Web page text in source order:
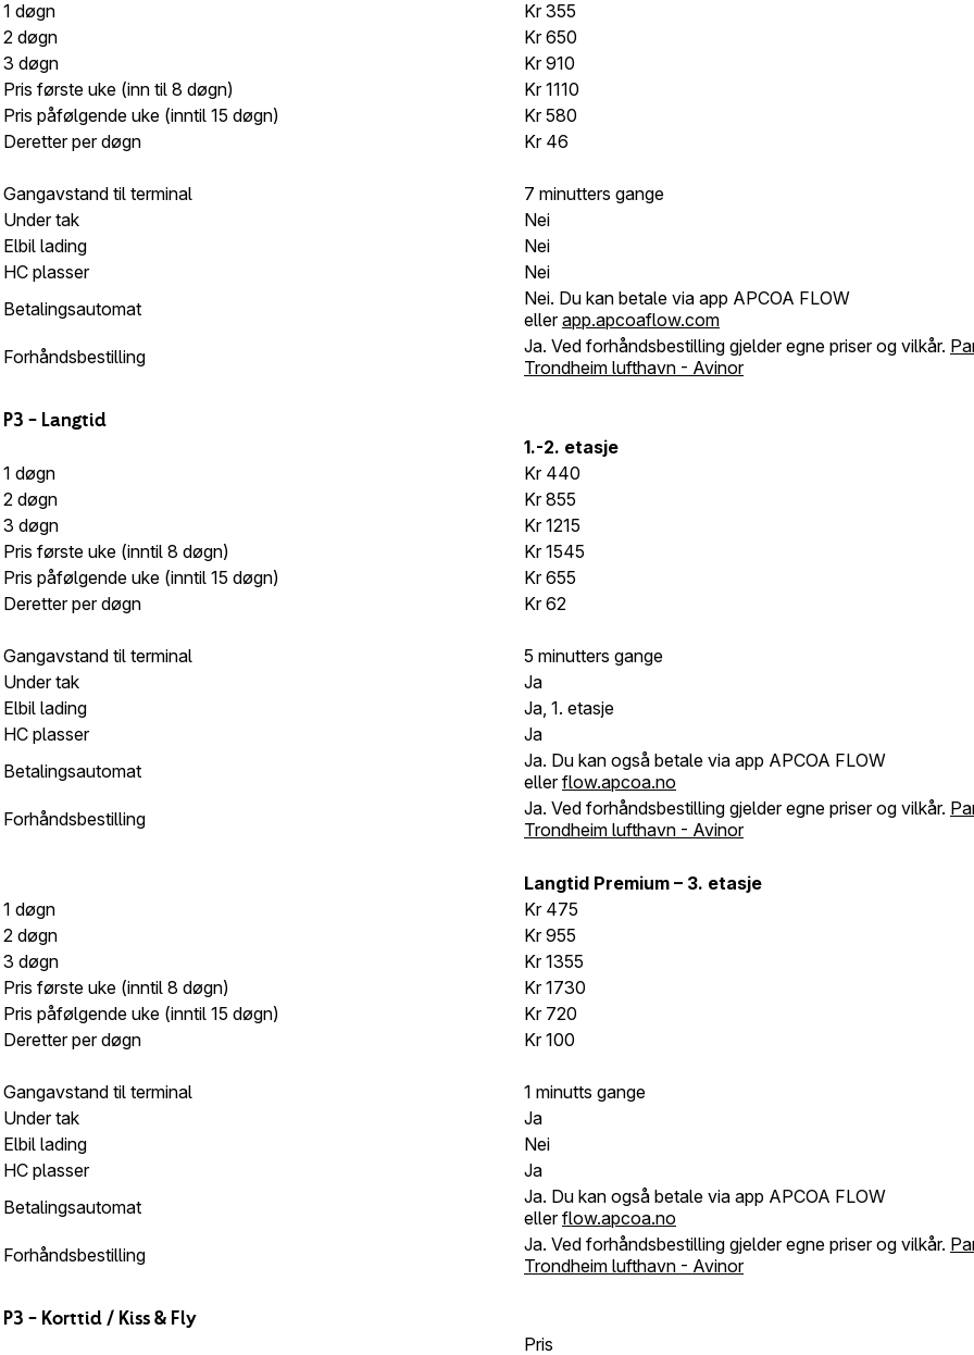
1 døgn
Kr355
2 døgn
Kr 650
3 døgn
Kr 910
Pris første uke (inn til 8 døgn)
Kr 1110
Pris påfølgende uke (inntil 15 døgn)
Kr 580
Deretter per døgn
Kr 46
Gangavstand til terminal
7 minutters gange
Under tak
Nei
Elbil lading
Nei
HC plasser
Nei
Betalingsautomat
Nei. Du kan betale via app APCOA FLOW
ellerapp.apcoaflow.com
Forhåndsbestilling
Ja. Ved forhåndsbestilling gjelder egne priser og vilkår.
Trondheim lufthavn - Avinor
P3 – Langtid
1.-2. etasje
1 døgn
Kr 440
2 døgn
Kr855
3 døgn
Kr1215
Pris første uke (inntil 8 døgn)
Kr1545
Pris påfølgende uke (inntil 15 døgn)
Kr655
Deretter per døgn
Kr62
Gangavstand til terminal
5 minutters gange
Under tak
Ja
Elbil lading
Ja, 1. etasje
HC plasser
Ja
Betalingsautomat
Ja. Du kan også betale via app APCOA FLOW
ellerflow.apcoa.no
Forhåndsbestilling
Ja. Ved forhåndsbestilling gjelder egne priser og vilkår.
Trondheim lufthavn - Avinor
Langtid Premium – 3. etasje
1 døgn
Kr 475
2 døgn
Kr955
3 døgn
Kr1355
Pris første uke (inntil 8 døgn)
Kr1730
Pris påfølgende uke (inntil 15 døgn)
Kr 720
Deretter per døgn
Kr100
Gangavstand til terminal
1 minutts gange
Under tak
Ja
Elbil lading
Nei
HC plasser
Ja
Betalingsautomat
Ja. Du kan også betale via app APCOA FLOW
ellerflow.apcoa.no
Forhåndsbestilling
Ja. Ved forhåndsbestilling gjelder egne priser og vilkår.
Trondheim lufthavn - Avinor
P3 – Korttid / Kiss & Fly
Pris